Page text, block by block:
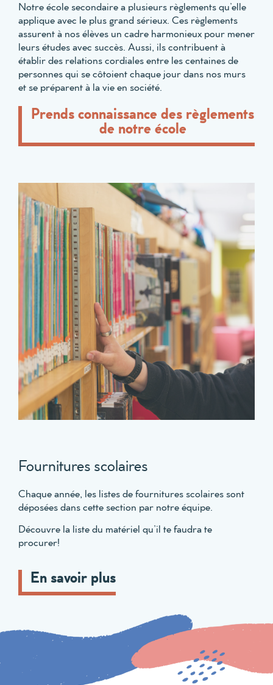
Notre école secondaire a plusieurs règlements qu’elle
applique avec le plus grand sérieux. Ces règlements
assurent à nos élèves un cadre harmonieux pour mener
leurs études avec succès. Aussi, ils contribuent à
établir des relations cordiales entre les centaines de
personnes qui se côtoient chaque jour dans nos murs
et se préparent à la vie en société.
Prends connaissance des règlements
de notre école
Fournitures scolaires
Chaque année, les listes de fournitures scolaires sont
déposées dans cette section par notre équipe.
Découvre la liste du matériel qu’il te faudra te
procurer!
En savoir plus